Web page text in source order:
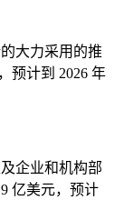
大力采用的推
预计到 2026 年
企业和机构部
亿美元，预计